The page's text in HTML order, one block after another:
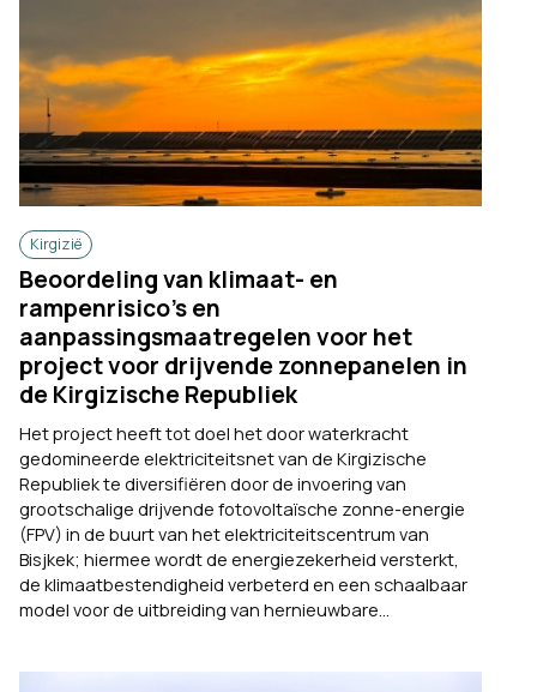
Kirgizië
Beoordeling van klimaat- en
rampenrisico’s en
aanpassingsmaatregelen voor het
project voor drijvende zonnepanelen in
de Kirgizische Republiek
Het project heeft tot doel het door waterkracht
gedomineerde elektriciteitsnet van de Kirgizische
Republiek te diversifiëren door de invoering van
grootschalige drijvende fotovoltaïsche zonne-energie
(FPV) in de buurt van het elektriciteitscentrum van
Bisjkek; hiermee wordt de energiezekerheid versterkt,
de klimaatbestendigheid verbeterd en een schaalbaar
model voor de uitbreiding van hernieuwbare...